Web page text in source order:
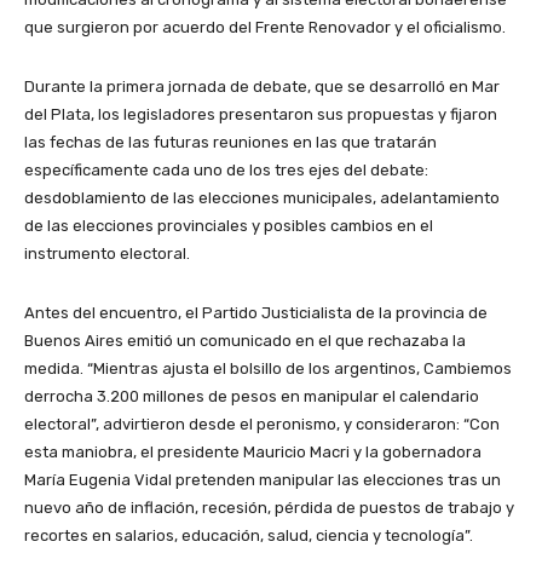
que surgieron por acuerdo del Frente Renovador y el oficialismo.
Durante la primera jornada de debate, que se desarrolló en Mar
del Plata, los legisladores presentaron sus propuestas y fijaron
las fechas de las futuras reuniones en las que tratarán
específicamente cada uno de los tres ejes del debate:
desdoblamiento de las elecciones municipales, adelantamiento
de las elecciones provinciales y posibles cambios en el
instrumento electoral.
Antes del encuentro, el Partido Justicialista de la provincia de
Buenos Aires emitió un comunicado en el que rechazaba la
medida. “Mientras ajusta el bolsillo de los argentinos, Cambiemos
derrocha 3.200 millones de pesos en manipular el calendario
electoral”, advirtieron desde el peronismo, y consideraron: “Con
esta maniobra, el presidente Mauricio Macri y la gobernadora
María Eugenia Vidal pretenden manipular las elecciones tras un
nuevo año de inflación, recesión, pérdida de puestos de trabajo y
recortes en salarios, educación, salud, ciencia y tecnología”.